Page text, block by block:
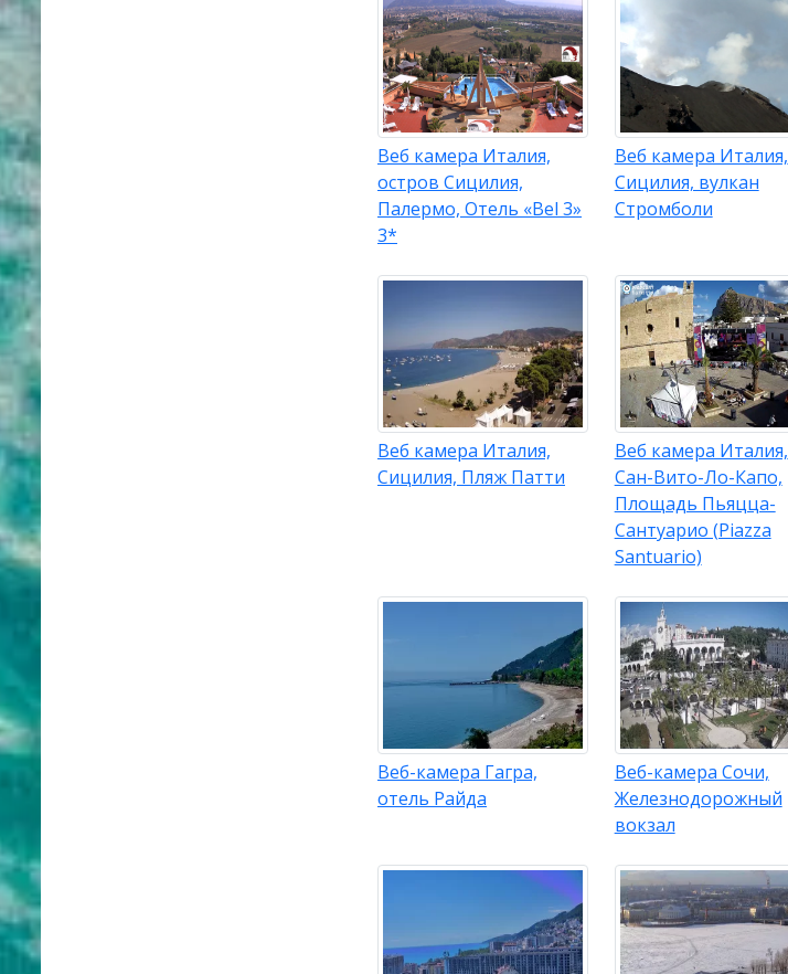
Веб камера Италия,
остров Сицилия,
Палермо, Отель «Bel 3»
3*
Веб камера Италия,
Сицилия, вулкан
Стромболи
Веб камера Италия,
Сицилия, Пляж Патти
Веб камера Италия,
Сан-Вито-Ло-Капо,
Площадь Пьяцца-
Сантуарио (Piazza
Santuario)
Веб-камера Гагра,
отель Райда
Веб-камера Сочи,
Железнодорожный
вокзал